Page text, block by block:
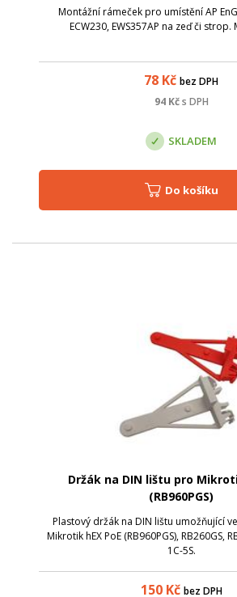
Montážní rámeček pro umístění AP
ECW230, EWS357AP na zeď či strop.
78 Kč bez DPH
94Kč s DPH
SKLADEM
Do košíku
Držák na DIN lištu pro
(RB960PGS)
Plastový držák na DIN lištu umožňující
Mikrotik hEX PoE (RB960PGS), RB260GS,
1C-5S.
150Kč bez DPH